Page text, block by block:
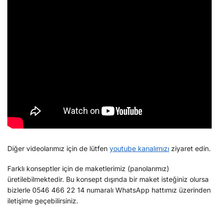
Diğer videolarımız için de lütfen youtube kanalımızı ziyaret edin.
Farklı konseptler için de maketlerimiz (panolarımız)
üretilebilmektedir. Bu konsept dışında bir maket isteğiniz olursa
bizlerle 0546 466 22 14 numaralı WhatsApp hattımız üzerinden
iletişime geçebilirsiniz.